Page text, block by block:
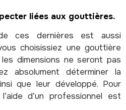
liées aux gouttières.
ces dernières est aussi
choisissiez une gouttière
dimensions ne seront pas
absolument déterminer la
que leur développé. Pour
d’un professionnel est